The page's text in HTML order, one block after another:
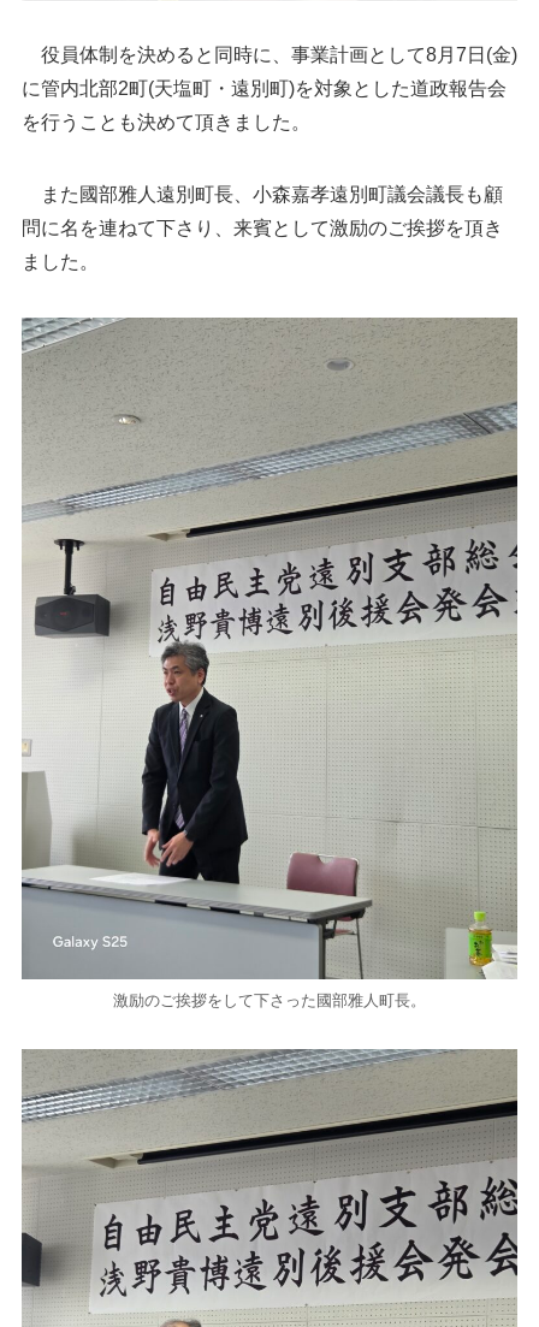
役員体制を決めると同時に、事業計画として8月7日(金)
に管内北部2町(天塩町・遠別町)を対象とした道政報告会
を行うことも決めて頂きました。
また國部雅人遠別町長、小森嘉孝遠別町議会議長も顧
問に名を連ねて下さり、来賓として激励のご挨拶を頂き
ました。
激励のご挨拶をして下さった國部雅人町長。